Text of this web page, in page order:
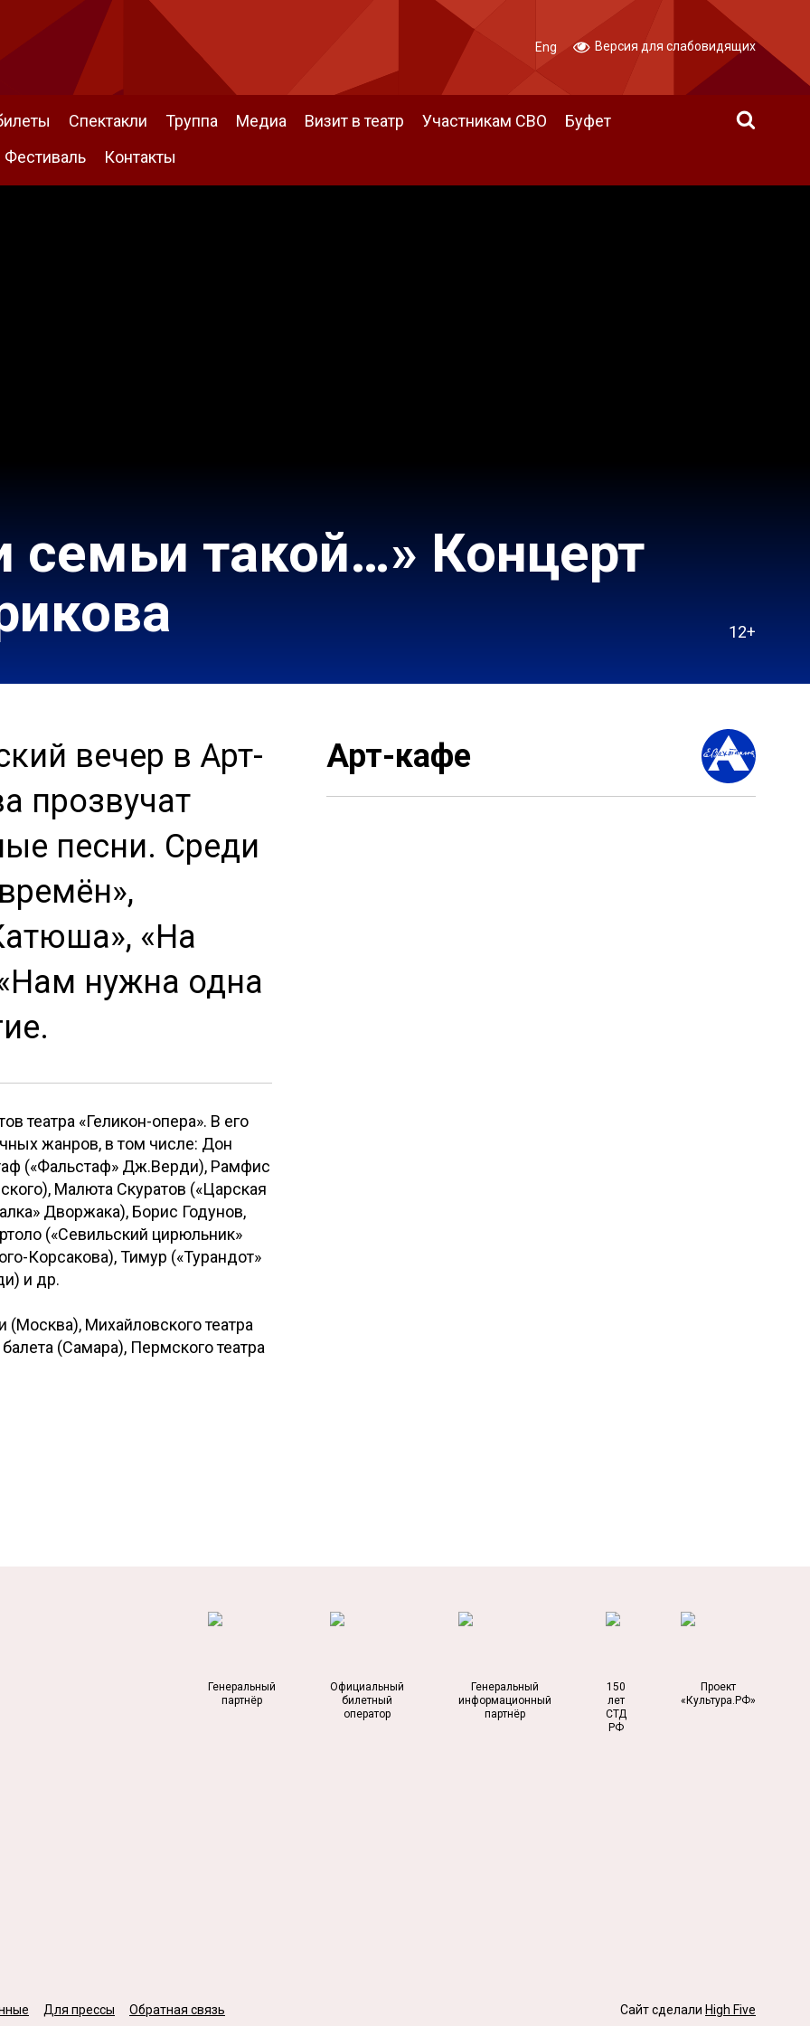
Спектакли Труппа Медиа Визит в театр Участникам СВО
Буфет
Фестиваль
Контакты
Eng Версия для слабовидящих
семьи такой…» Концерт
12+
вечер в Арт-
прозвучат
песни. Среди
«На
нужна одна
театра «Геликон-опера». В его
жанров, в том числе: Дон
(«Фальстаф» Дж.Верди), Рамфис
Малюта Скуратов («Царская
Дворжака), Борис Годунов,
(«Севильский цирюльник»
Корсакова), Тимур («Турандот»
и др.
Михайловского театра
(Самара), Пермского театра
Арт-кафе
Генеральный
партнёр
Официальный
билетный
оператор
Генеральный
информационный
партнёр
150
лет
СТД
РФ
Проект
«Культура.РФ»
Для прессы Обратная связь Сайт сделали High Five